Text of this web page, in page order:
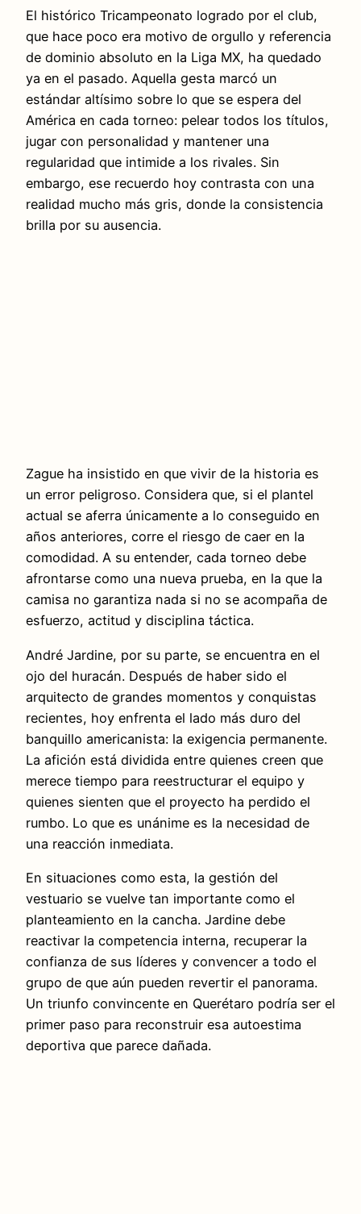
El histórico Tricampeonato logrado por el club,
que hace poco era motivo de orgullo y referencia
de dominio absoluto en la Liga MX, ha quedado
ya en el pasado. Aquella gesta marcó un
estándar altísimo sobre lo que se espera del
América en cada torneo: pelear todos los títulos,
jugar con personalidad y mantener una
regularidad que intimide a los rivales. Sin
embargo, ese recuerdo hoy contrasta con una
realidad mucho más gris, donde la consistencia
brilla por su ausencia.
Zague ha insistido en que vivir de la historia es
un error peligroso. Considera que, si el plantel
actual se aferra únicamente a lo conseguido en
años anteriores, corre el riesgo de caer en la
comodidad. A su entender, cada torneo debe
afrontarse como una nueva prueba, en la que la
camisa no garantiza nada si no se acompaña de
esfuerzo, actitud y disciplina táctica.
André Jardine, por su parte, se encuentra en el
ojo del huracán. Después de haber sido el
arquitecto de grandes momentos y conquistas
recientes, hoy enfrenta el lado más duro del
banquillo americanista: la exigencia permanente.
La afición está dividida entre quienes creen que
merece tiempo para reestructurar el equipo y
quienes sienten que el proyecto ha perdido el
rumbo. Lo que es unánime es la necesidad de
una reacción inmediata.
En situaciones como esta, la gestión del
vestuario se vuelve tan importante como el
planteamiento en la cancha. Jardine debe
reactivar la competencia interna, recuperar la
confianza de sus líderes y convencer a todo el
grupo de que aún pueden revertir el panorama.
Un triunfo convincente en Querétaro podría ser el
primer paso para reconstruir esa autoestima
deportiva que parece dañada.